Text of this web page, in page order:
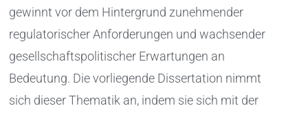
gewinnt vor dem Hintergrund zunehmender
regulatorischer Anforderungen und wachsender
gesellschaftspolitischer Erwartungen an
Bedeutung. Die vorliegende Dissertation nimmt
sich dieser Thematik an, indem sie sich mit der